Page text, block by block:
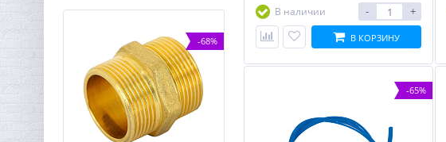
-68%
В наличии
- +
В КОРЗИНУ
-65%